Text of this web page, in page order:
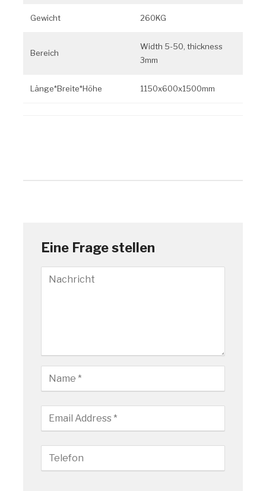
Gewicht 260KG
Bereich
Width 5-50, thickness
3mm
Länge*Breite*Höhe 1150x600x1500mm
Eine Frage stellen